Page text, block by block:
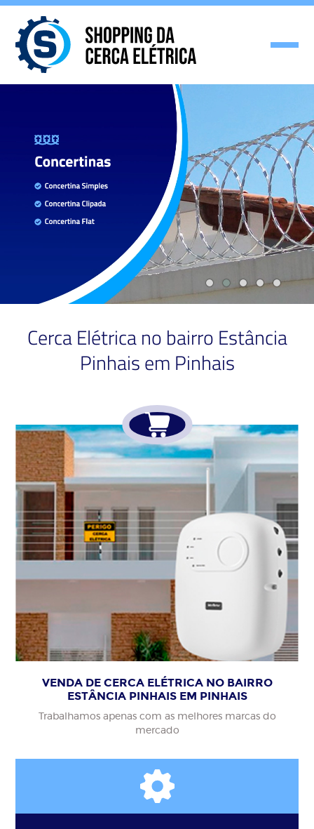
Cerca Elétrica no bairro Estância
Pinhais em Pinhais
VENDA DE CERCA ELÉTRICA NO BAIRRO
ESTÂNCIA PINHAIS EM PINHAIS
Trabalhamos apenas com as melhores marcas do
mercado